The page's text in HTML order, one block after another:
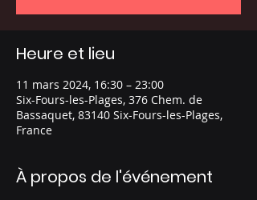
Heure et lieu
11 mars 2024, 16:30 – 23:00
Six-Fours-les-Plages, 376 Chem. de
Bassaquet, 83140 Six-Fours-les-Plages,
France
À propos de l'événement